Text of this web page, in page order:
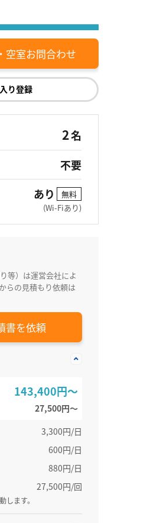
空室お問合わせ
り登録
2名
不要
あり
無料
(Wi-Fiあり)
等）は運営会社によ
らの見積もり依頼は
書を依頼
143,400円～
27,500円〜
3,300円/日
600円/日
880円/日
27,500円/回
ます。